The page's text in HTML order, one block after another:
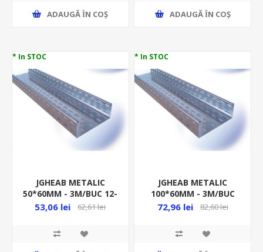
ADAUGĂ ȊN COŞ ADAUGĂ ȊN COŞ
* In STOC
JGHEAB METALIC
50*60MM - 3M/BUC 12-
600/B3
53,06 lei 62,61 lei
* In STOC
JGHEAB METALIC
100*60MM - 3M/BUC
12-601/B3
72,96 lei 82,60 lei